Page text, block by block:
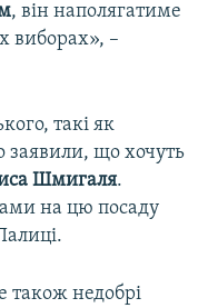
, він наполягатиме
виборах», –
такі як
заявили, що хочуть
Шмигаля.
на цю посаду
також недобрі